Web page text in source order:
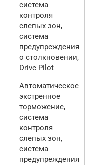
система
контроля
слепых зон,
система
предупреждения
о столкновении,
Drive Pilot
Автоматическое
экстренное
торможение,
система
контроля
слепых зон,
система
предупреждения